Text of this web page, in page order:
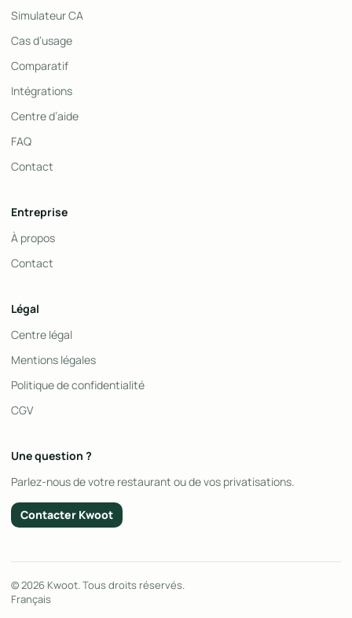
Simulateur CA
Cas d’usage
Comparatif
Intégrations
Centre d’aide
FAQ
Contact
Entreprise
À propos
Contact
Légal
Centre légal
Mentions légales
Politique de confidentialité
CGV
Une question ?
Parlez-nous de votre restaurant ou de vos privatisations.
Contacter Kwoot
© 2026 Kwoot. Tous droits réservés.
Français